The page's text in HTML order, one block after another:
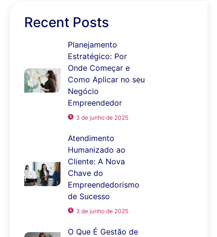
Recent Posts
Planejamento
Estratégico: Por
Onde Começar e
Como Aplicar no seu
Negócio
Empreendedor
3 de junho de 2025
Atendimento
Humanizado ao
Cliente: A Nova
Chave do
Empreendedorismo
de Sucesso
3 de junho de 2025
O Que É Gestão de